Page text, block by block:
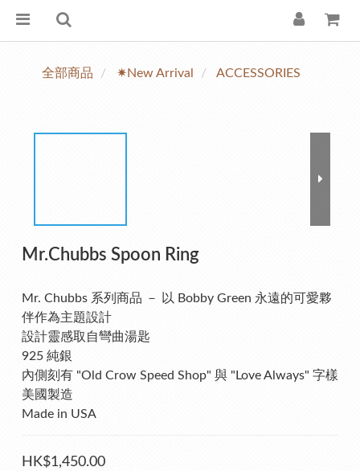
全部商品 ✷New Arrival ACCESSORIES
Mr.Chubbs Spoon Ring
Mr. Chubbs 系列商品 － 以 Bobby Green 永遠的可愛夥
伴作為主題設計
設計靈感取自彎曲湯匙
925 純銀
內側刻有 "Old Crow Speed Shop" 與 "Love Always" 字樣
美國製造
Made in USA
HK$1,450.00